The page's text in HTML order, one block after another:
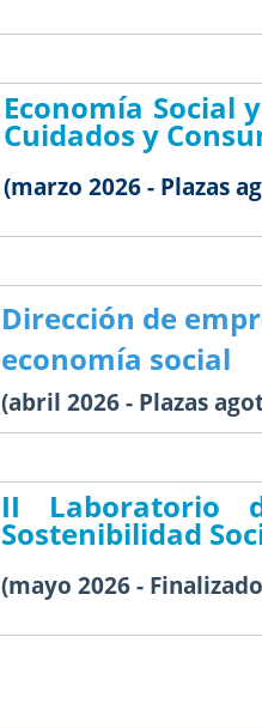
Economía Social
Cuidados y
(marzo 2026 - Plazas
Dirección de
economía social
(abril 2026 - Plazas
II Laboratorio
Sostenibilidad
(mayo 2026 -